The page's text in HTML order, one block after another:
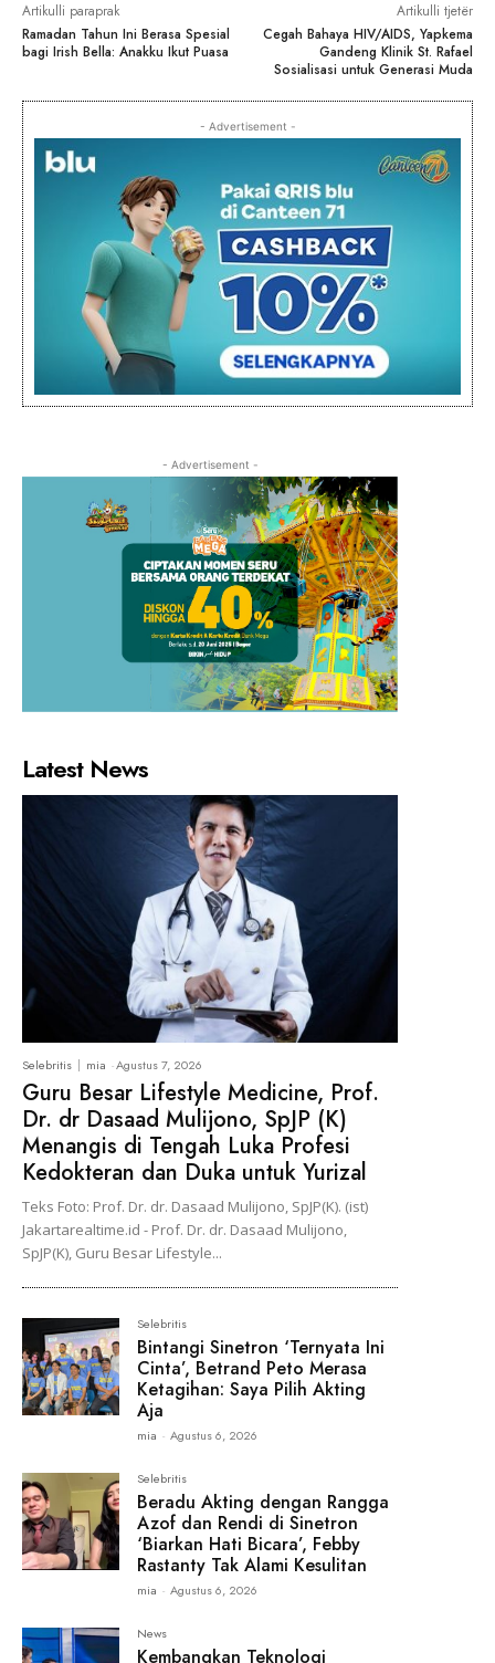
Artikulli paraprak
Ramadan Tahun Ini Berasa Spesial
bagi Irish Bella: Anakku Ikut Puasa
Artikulli tjetër
Cegah Bahaya HIV/AIDS, Yapkema
Gandeng Klinik St. Rafael
Sosialisasi untuk Generasi Muda
- Advertisement -
- Advertisement -
Latest News
Selebritis mia -Agustus 7, 2026
Guru Besar Lifestyle Medicine, Prof.
Dr. dr Dasaad Mulijono, SpJP (K)
Menangis di Tengah Luka Profesi
Kedokteran dan Duka untuk Yurizal
Teks Foto: Prof. Dr. dr. Dasaad Mulijono, SpJP(K). (ist)
Jakartarealtime.id - Prof. Dr. dr. Dasaad Mulijono,
SpJP(K), Guru Besar Lifestyle...
Selebritis
Bintangi Sinetron ‘Ternyata Ini
Cinta’, Betrand Peto Merasa
Ketagihan: Saya Pilih Akting
Aja
mia - Agustus 6, 2026
Selebritis
Beradu Akting dengan Rangga
Azof dan Rendi di Sinetron
‘Biarkan Hati Bicara’, Febby
Rastanty Tak Alami Kesulitan
mia - Agustus 6, 2026
News
Kembangkan Teknologi